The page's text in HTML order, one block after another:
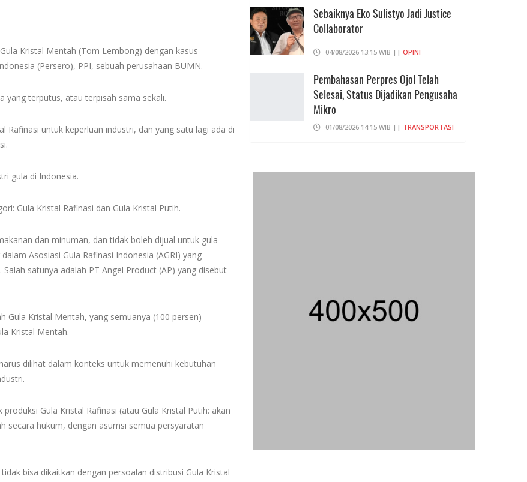
Kristal Mentah (Tom Lembong) dengan kasus
(Persero), PPI, sebuah perusahaan BUMN.
yang terputus, atau terpisah sama sekali.
Rafinasi untuk keperluan industri, dan yang satu lagi ada di
gula di Indonesia.
Gula Kristal Rafinasi dan Gula Kristal Putih.
dan minuman, dan tidak boleh dijual untuk gula
Asosiasi Gula Rafinasi Indonesia (AGRI) yang
satunya adalah PT Angel Product (AP) yang disebut-
Gula Kristal Mentah, yang semuanya (100 persen)
Kristal Mentah.
dilihat dalam konteks untuk memenuhi kebutuhan
Gula Kristal Rafinasi (atau Gula Kristal Putih: akan
secara hukum, dengan asumsi semua persyaratan
bisa dikaitkan dengan persoalan distribusi Gula Kristal
Sebaiknya Eko Sulistyo Jadi Justice
Collaborator
04/08/2026 13:15 WIB || OPINI
Pembahasan Perpres Ojol Telah
Selesai, Status Dijadikan Pengusaha
Mikro
01/08/2026 14:15 WIB || TRANSPORTASI
Bulan
SPPG Karangturi
02/08/2026 14:42 WIB || KESEHATAN